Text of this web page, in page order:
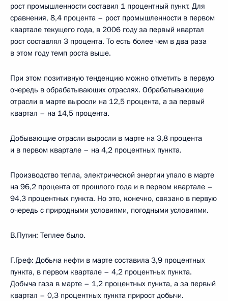
рост промышленности составил 1 процентный пункт. Для
сравнения, 8,4 процента – рост промышленности в первом
квартале текущего года, в 2006 году за первый квартал
рост составлял 3 процента. То есть более чем в два раза
в этом году темп роста выше.
При этом позитивную тенденцию можно отметить в первую
очередь в обрабатывающих отраслях. Обрабатывающие
отрасли в марте выросли на 12,5 процента, а за первый
квартал – на 14,5 процента.
Добывающие отрасли выросли в марте на 3,8 процента
и в первом квартале – на 4,2 процентных пункта.
Производство тепла, электрической энергии упало в марте
на 96,2 процента от прошлого года и в первом квартале –
94,3 процентных пункта. Но это, конечно, связано в первую
очередь с природными условиями, погодными условиями.
В.Путин: Теплее было.
Г.Греф: Добыча нефти в марте составила 3,9 процентных
пункта, в первом квартале – 4,2 процентных пункта.
Добыча газа в марте – 1,2 процентных пункта, а за первый
квартал – 0,3 процентных пункта прирост добычи.